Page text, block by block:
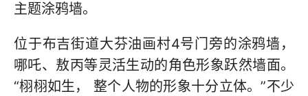
主题涂鸦墙。
位于布吉街道大芬油画村4号门旁的涂鸦墙，
哪吒、敖丙等灵活生动的角色形象跃然墙面。
“栩栩如生， 整个人物的形象十分立体。”不少